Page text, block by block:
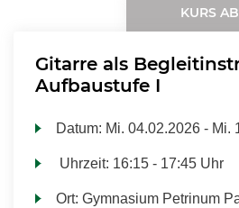
KURS
Gitarre als
Aufbaustufe I
Datum: Mi. 04.02.2026 - Mi.
Uhrzeit: 16:15 - 17:45 Uhr
Ort:Gymnasium Petrinum